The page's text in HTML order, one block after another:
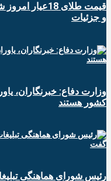
و جزئیات
وزارت دفاع: خبرنگاران،
کشور هستند
رئیس شورای هماهنگی